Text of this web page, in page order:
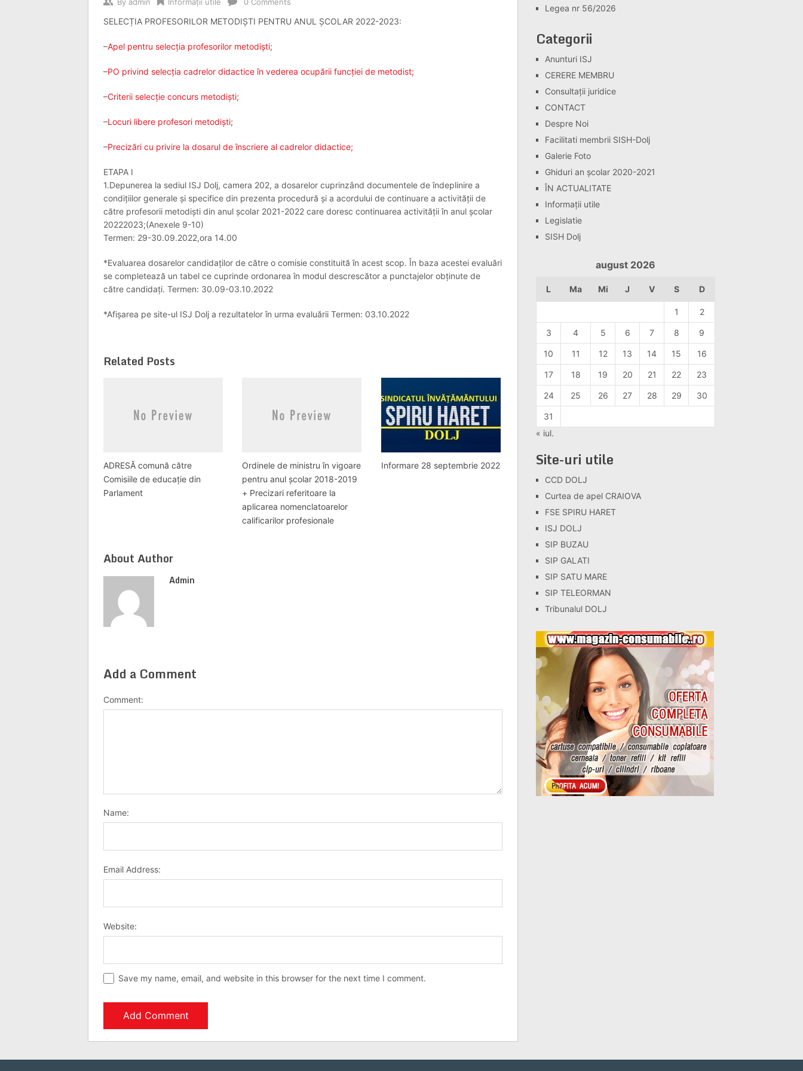
SELECȚIA PROFESORILOR METODIȘTI PENTRU ANUL ȘCOLAR 2022-2023:
–Apel pentru selecția profesorilor metodiști;
–PO privind selecția cadrelor didactice în vederea ocupării funcției de metodist;
–Criterii selecție concurs metodiști;
–Locuri libere profesori metodiști;
–Precizări cu privire la dosarul de înscriere al cadrelor didactice;
ETAPA I
1.Depunerea la sediul ISJ Dolj, camera 202, a dosarelor cuprinzând documentele de îndeplinire a
condițiilor generale și specifice din prezenta procedură și a acordului de continuare a activității de
către profesorii metodiști din anul școlar 2021-2022 care doresc continuarea activității în anul școlar
20222023;(Anexele 9-10)
Termen: 29-30.09.2022,ora 14.00
*Evaluarea dosarelor candidaților de către o comisie constituită în acest scop. În baza acestei evaluări
se completează un tabel ce cuprinde ordonarea în modul descrescător a punctajelor obținute de
către candidați. Termen: 30.09-03.10.2022
*Afișarea pe site-ul ISJ Dolj a rezultatelor în urma evaluării Termen: 03.10.2022
Related Posts
ADRESĂ comună către
Comisiile de educație din
Parlament
Ordinele de ministru în vigoare
pentru anul școlar 2018-2019
+ Precizari referitoare la
aplicarea nomenclatoarelor
calificarilor profesionale
Informare 28 septembrie 2022
About Author
Admin
Add a Comment
Comment:
Name:
Email Address:
Website:
Save my name, email, and website in this browser for the next time I comment.
Legea nr 56/2026
Categorii
Anunturi ISJ
CERERE MEMBRU
Consultaţii juridice
CONTACT
Despre Noi
Facilitati membrii SISH-Dolj
Galerie Foto
Ghiduri an școlar 2020-2021
ÎN ACTUALITATE
Informaţii utile
Legislatie
SISH Dolj
august 2026
L Ma Mi J V S D
1 2
3 4 5 6 7 8 9
10 11 12 13 14 15 16
17 18 19 20 21 22 23
24 25 26 27 28 29 30
31
« iul.
Site-uri utile
CCD DOLJ
Curtea de apel CRAIOVA
FSE SPIRU HARET
ISJ DOLJ
SIP BUZAU
SIP GALATI
SIP SATU MARE
SIP TELEORMAN
Tribunalul DOLJ